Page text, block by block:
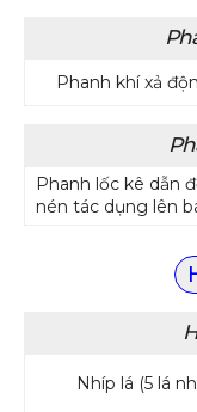
Phanh khí xả
Phanh lốc kê dẫn
nén tác dụng lên
Nhíp lá (5 lá